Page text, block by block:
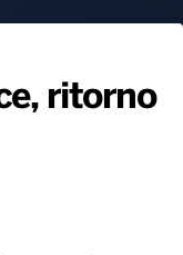
ritorno